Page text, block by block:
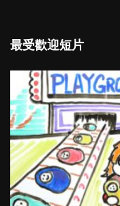
最受歡迎短片